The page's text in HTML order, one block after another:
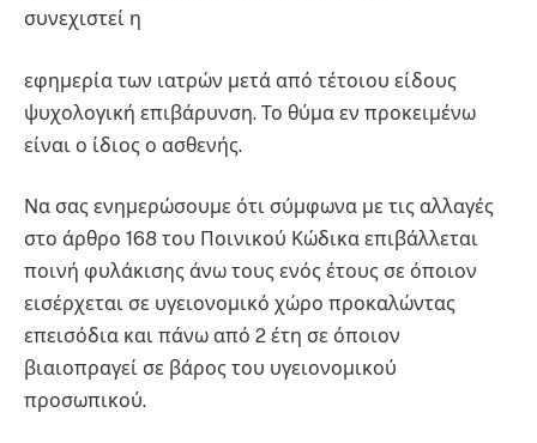
συνεχιστεί η
εφημερία των ιατρών μετά από τέτοιου είδους
ψυχολογική επιβάρυνση. Το θύμα εν προκειμένω
είναι ο ίδιος ο ασθενής.
Να σας ενημερώσουμε ότι σύμφωνα με τις αλλαγές
στο άρθρο 168 του Ποινικού Κώδικα επιβάλλεται
ποινή φυλάκισης άνω τους ενός έτους σε όποιον
εισέρχεται σε υγειονομικό χώρο προκαλώντας
επεισόδια και πάνω από 2 έτη σε όποιον
βιαιοπραγεί σε βάρος του υγειονομικού
προσωπικού.